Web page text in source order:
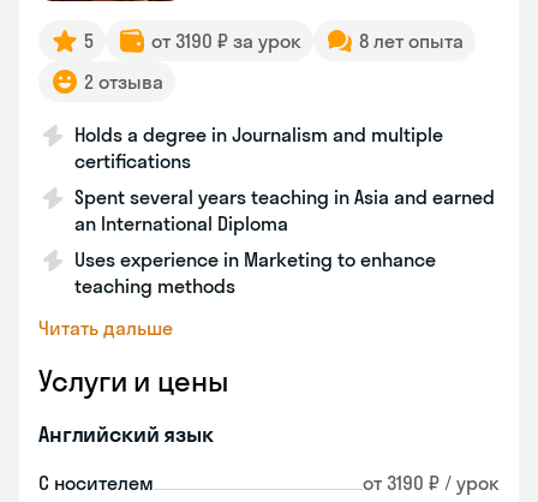
5 от 3190 ₽ за урок
8 лет опыта
2 отзыва
Holds a degree in Journalism and multiple
certifications
Spent several years teaching in Asia and earned
an International Diploma
Uses experience in Marketing to enhance
teaching methods
Читать дальше
Услуги и цены
Английский язык
С носителем от 3190 ₽ / урок